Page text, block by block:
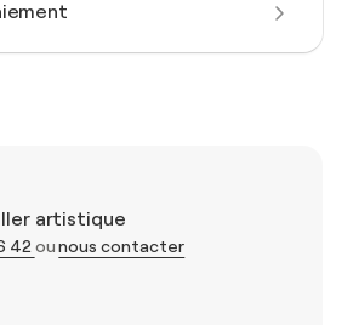
artistique
42 ounous contacter